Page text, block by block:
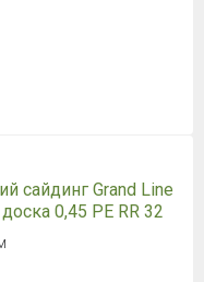
сайдинг Grand Line
0,45 PE RR 32